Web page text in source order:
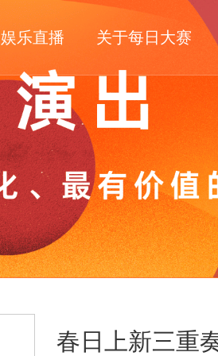
娱乐直播 关于每日大赛
春日上新三重